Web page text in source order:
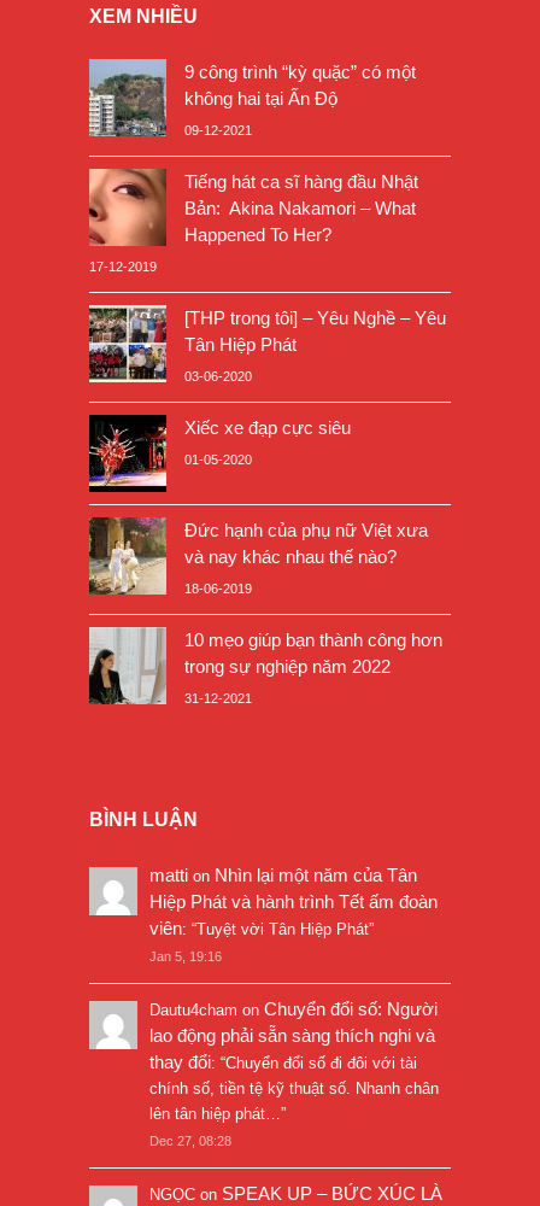
XEM NHIỀU
9 công trình “kỳ quặc” có một
không hai tại Ấn Độ
09-12-2021
Tiếng hát ca sĩ hàng đầu Nhật
Bản: Akina Nakamori – What
Happened To Her?
17-12-2019
[THP trong tôi] – Yêu Nghề – Yêu
Tân Hiệp Phát
03-06-2020
Xiếc xe đạp cực siêu
01-05-2020
Đức hạnh của phụ nữ Việt xưa
và nay khác nhau thế nào?
18-06-2019
10 mẹo giúp bạn thành công hơn
trong sự nghiệp năm 2022
31-12-2021
BÌNH LUẬN
matti on Nhìn lại một năm của Tân
Hiệp Phát và hành trình Tết ấm đoàn
viên: “Tuyệt vời Tân Hiệp Phát”
Jan 5, 19:16
Dautu4cham on Chuyển đổi số: Người
lao động phải sẵn sàng thích nghi và
thay đổi: “Chuyển đổi số đi đôi với tài
chính số, tiền tệ kỹ thuật số. Nhanh chân
lên tân hiệp phát… ”
Dec 27, 08:28
NGỌC on SPEAK UP – BỨC XÚC LÀ